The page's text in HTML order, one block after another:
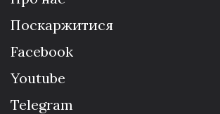
Поскаржитися
Facebook
Youtube
Telegram